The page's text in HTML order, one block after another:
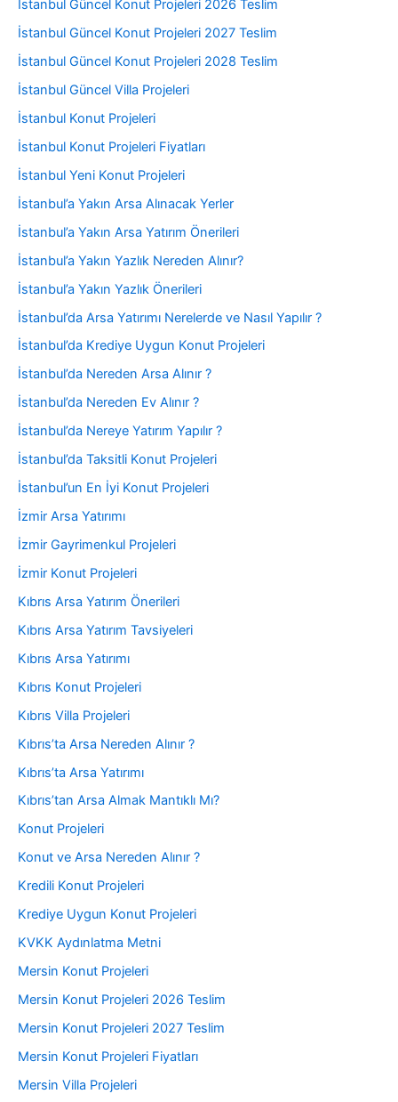
İstanbul Güncel Konut Projeleri 2026 Teslim
İstanbul Güncel Konut Projeleri 2027 Teslim
İstanbul Güncel Konut Projeleri 2028 Teslim
İstanbul Güncel Villa Projeleri
İstanbul Konut Projeleri
İstanbul Konut Projeleri Fiyatları
İstanbul Yeni Konut Projeleri
İstanbul’a Yakın Arsa Alınacak Yerler
İstanbul’a Yakın Arsa Yatırım Önerileri
İstanbul’a Yakın Yazlık Nereden Alınır?
İstanbul’a Yakın Yazlık Önerileri
İstanbul’da Arsa Yatırımı Nerelerde ve Nasıl Yapılır ?
İstanbul’da Krediye Uygun Konut Projeleri
İstanbul’da Nereden Arsa Alınır ?
İstanbul’da Nereden Ev Alınır ?
İstanbul’da Nereye Yatırım Yapılır ?
İstanbul’da Taksitli Konut Projeleri
İstanbul’un En İyi Konut Projeleri
İzmir Arsa Yatırımı
İzmir Gayrimenkul Projeleri
İzmir Konut Projeleri
Kıbrıs Arsa Yatırım Önerileri
Kıbrıs Arsa Yatırım Tavsiyeleri
Kıbrıs Arsa Yatırımı
Kıbrıs Konut Projeleri
Kıbrıs Villa Projeleri
Kıbrıs’ta Arsa Nereden Alınır ?
Kıbrıs’ta Arsa Yatırımı
Kıbrıs’tan Arsa Almak Mantıklı Mı?
Konut Projeleri
Konut ve Arsa Nereden Alınır ?
Kredili Konut Projeleri
Krediye Uygun Konut Projeleri
KVKK Aydınlatma Metni
Mersin Konut Projeleri
Mersin Konut Projeleri 2026 Teslim
Mersin Konut Projeleri 2027 Teslim
Mersin Konut Projeleri Fiyatları
Mersin Villa Projeleri